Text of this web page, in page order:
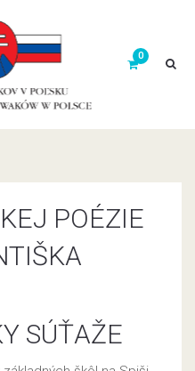
POÉZIE
SÚŤAŽE